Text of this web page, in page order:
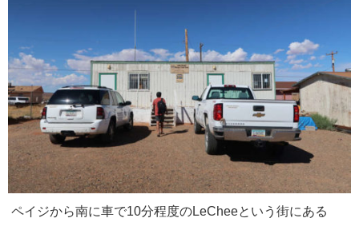
ペイジから南に車で10分程度のLeCheeという街にある